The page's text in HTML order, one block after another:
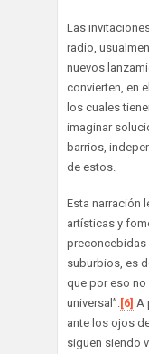
Las
radio,
nuevos
convierten, en
los cuales
imaginar
barrios,
de estos.
Esta narración
artísticas y
preconcebidas
suburbios, es
que por eso no
universal”.[6] A
ante los ojos
siguen siendo